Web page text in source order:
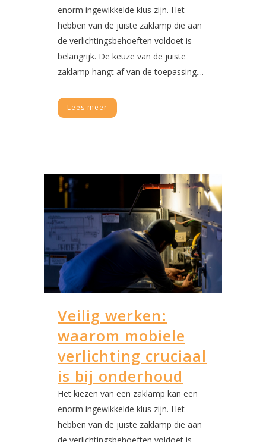
enorm ingewikkelde klus zijn. Het
hebben van de juiste zaklamp die aan
de verlichtingsbehoeften voldoet is
belangrijk. De keuze van de juiste
zaklamp hangt af van de toepassing....
Lees meer
Veilig werken:
waarom mobiele
verlichting cruciaal
is bij onderhoud
Het kiezen van een zaklamp kan een
enorm ingewikkelde klus zijn. Het
hebben van de juiste zaklamp die aan